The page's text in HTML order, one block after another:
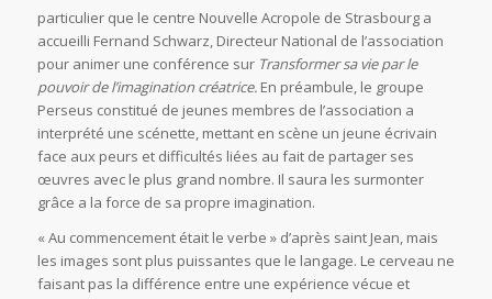
particulier que le centre Nouvelle Acropole de Strasbourg a
accueilli Fernand Schwarz, Directeur National de l’association
pour animer une conférence sur Transformer sa vie par le
pouvoir de l’imagination créatrice. En préambule, le groupe
Perseus constitué de jeunes membres de l’association a
interprété une scénette, mettant en scène un jeune écrivain
face aux peurs et difficultés liées au fait de partager ses
œuvres avec le plus grand nombre. Il saura les surmonter
grâce a la force de sa propre imagination.
« Au commencement était le verbe » d’après saint Jean, mais
les images sont plus puissantes que le langage. Le cerveau ne
faisant pas la différence entre une expérience vécue et